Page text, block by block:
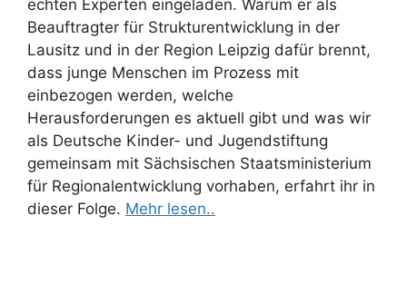
echten Experten eingeladen. Warum er als
Beauftragter für Strukturentwicklung in der
Lausitz und in der Region Leipzig dafür brennt,
dass junge Menschen im Prozess mit
einbezogen werden, welche
Herausforderungen es aktuell gibt und was wir
als Deutsche Kinder- und Jugendstiftung
gemeinsam mit Sächsischen Staatsministerium
für Regionalentwicklung vorhaben, erfahrt ihr in
dieser Folge. Mehr lesen..